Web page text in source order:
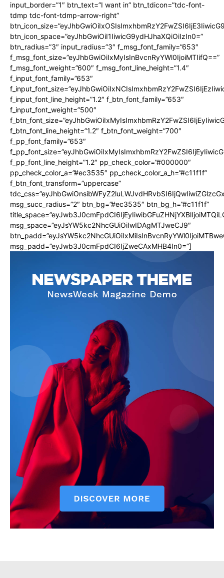
input_border=”1″ btn_text=”I want in” btn_tdicon=”tdc-font-
tdmp tdc-font-tdmp-arrow-right”
btn_icon_space=”eyJhbGwiOiI1IiwicG9ydHJhaXQiOiIzIn0=”
btn_radius=”3″ input_radius=”3″ f_msg_font_family=”653″
f_msg_font_size=”eyJhbGwiOiIxMyIsInBvcnRyYWl0IjoiMTIifQ==”
f_msg_font_weight=”600″ f_msg_font_line_height=”1.4″
f_input_font_family=”653″
f_input_font_line_height=”1.2″ f_btn_font_family=”653″
f_input_font_weight=”500″
f_btn_font_line_height=”1.2″ f_btn_font_weight=”700″
f_pp_font_family=”653″
f_pp_font_line_height=”1.2″ pp_check_color=”#000000″
pp_check_color_a=”#ec3535″ pp_check_color_a_h=”#c11f1f”
f_btn_font_transform=”uppercase”
msg_succ_radius=”2″ btn_bg=”#ec3535″ btn_bg_h=”#c11f1f”
msg_space=”eyJsYW5kc2NhcGUiOiIwIDAgMTJweCJ9″
msg_padd=”eyJwb3J0cmFpdCI6IjZweCAxMHB4In0=”]